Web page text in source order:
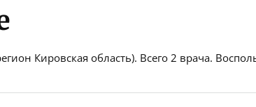
Кировская область). Всего 2 врача.